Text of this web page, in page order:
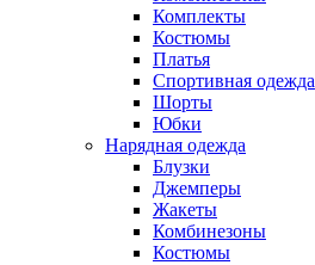
Комплекты
Костюмы
Платья
Спортивная одежда
Шорты
Юбки
Нарядная одежда
Блузки
Джемперы
Жакеты
Комбинезоны
Костюмы